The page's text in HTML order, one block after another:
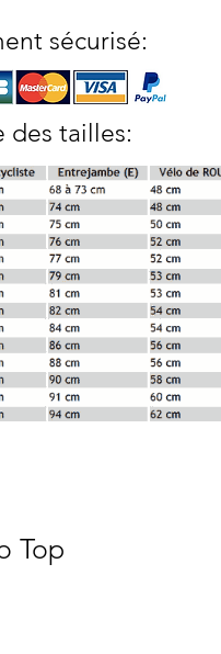
sécurisé:
des tailles:
Top